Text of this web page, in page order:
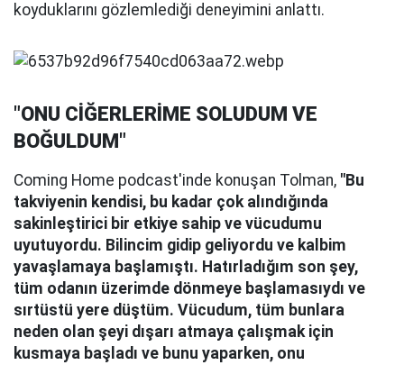
koyduklarını gözlemlediği deneyimini anlattı.
"ONU CİĞERLERİME SOLUDUM VE
BOĞULDUM"
Coming Home podcast'inde konuşan Tolman, "Bu
takviyenin kendisi, bu kadar çok alındığında
sakinleştirici bir etkiye sahip ve vücudumu
uyutuyordu. Bilincim gidip geliyordu ve kalbim
yavaşlamaya başlamıştı. Hatırladığım son şey,
tüm odanın üzerimde dönmeye başlamasıydı ve
sırtüstü yere düştüm. Vücudum, tüm bunlara
neden olan şeyi dışarı atmaya çalışmak için
kusmaya başladı ve bunu yaparken, onu